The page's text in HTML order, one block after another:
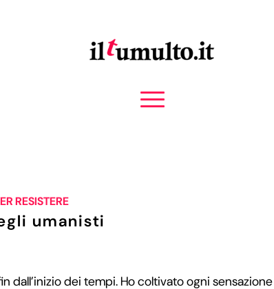
RESISTERE
umanisti
dall’inizio dei tempi. Ho coltivato ogni sensazione